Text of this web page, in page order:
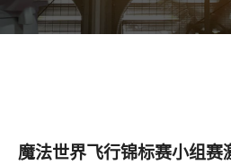
魔法世界飞行锦标赛小组赛